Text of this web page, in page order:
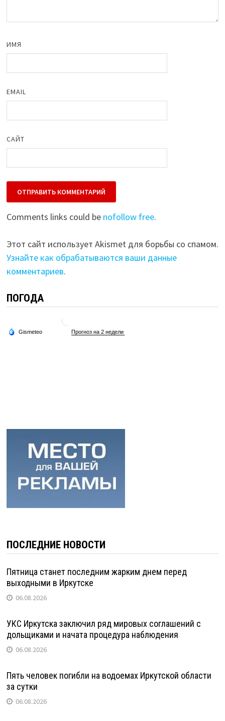
ИМЯ
EMAIL
САЙТ
Comments links could be nofollow free.
Этот сайт использует Akismet для борьбы со спамом.
Узнайте как обрабатываются ваши данные
комментариев.
ПОГОДА
ПОСЛЕДНИЕ НОВОСТИ
Пятница станет последним жарким днем перед
выходными в Иркутске
06.08.2026
УКС Иркутска заключил ряд мировых соглашений с
дольщиками и начата процедура наблюдения
06.08.2026
Пять человек погибли на водоемах Иркутской области
за сутки
06.08.2026